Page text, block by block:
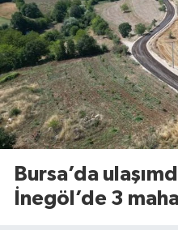
Bursa’da
İnegöl’de 3